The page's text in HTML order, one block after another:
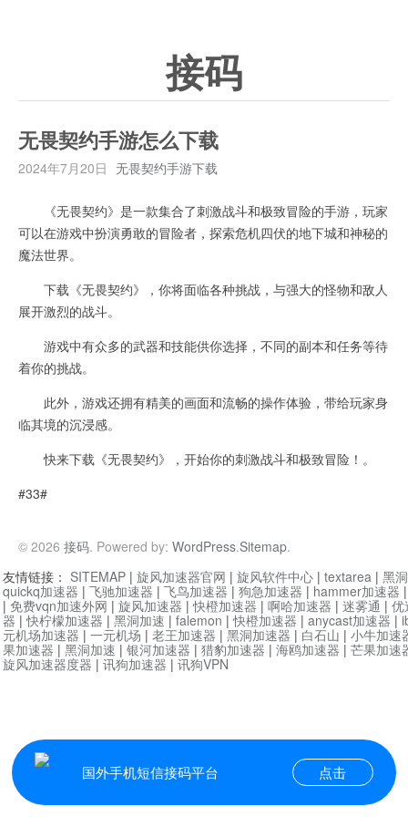
接码
无畏契约手游怎么下载
2024年7月20日 无畏契约手游下载
《无畏契约》是一款集合了刺激战斗和极致冒险的手游，玩家
可以在游戏中扮演勇敢的冒险者，探索危机四伏的地下城和神秘的
魔法世界。
下载《无畏契约》，你将面临各种挑战，与强大的怪物和敌人
展开激烈的战斗。
游戏中有众多的武器和技能供你选择，不同的副本和任务等待
着你的挑战。
此外，游戏还拥有精美的画面和流畅的操作体验，带给玩家身
临其境的沉浸感。
快来下载《无畏契约》，开始你的刺激战斗和极致冒险！。
#33#
© 2026 接码. Powered by: WordPress.Sitemap.
国外手机短信接码平台 点击
友情链接： SITEMAP | 旋风加速器官网 | 旋风软件中心 | textarea | 黑
quickq加速器 | 飞驰加速器 | 飞鸟加速器 | 狗急加速器 | hammer加速器
| 免费vqn加速外网 | 旋风加速器 |快橙加速器 | 啊哈加速器 | 迷雾通 | 优
器 |快柠檬加速器 | 黑洞加速 | falemon |快橙加速器 | anycast加速器 |
元机场加速器 | 一元机场 | 老王加速器 | 黑洞加速器 | 白石山 | 小牛加速
果加速器 | 黑洞加速 | 银河加速器 | 猎豹加速器 | 海鸥加速器 | 芒果加速
旋风加速器度器 | 讯狗加速器 | 讯狗VPN